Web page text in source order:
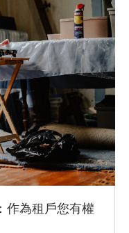
為租戶您有權